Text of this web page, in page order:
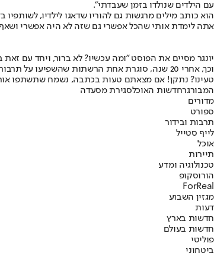
עם הילדים שנולדו בזמן שעבדתי".
הוא כותב מילים מרגשות גם להוריו שדאגו לילדיו,
אתה לימדת אותי שהכל אפשרי גם שזה לא היה אפשרי
יונגר מסיים את הפוסט "ומה עכשיו? לא ברור, ויחד עם
וכך, אחרי 20 שנה, סוגרת אחת הרשתות שהשפיעו על תרבות המזון התל אביבית. עבור לא מעט תל אביבים, ההמבורגר של וולפנייטס לא היה סתם ארוחה - הוא היה חלק מהנוף העירוני.
טעינו? נתקן! אם מצאתם טעות בכתבה, נשמח שתשתפו
המבורגרחדשות האוכלסגירת מסעדה
מדורים
ספורט
תרבות ובידור
לייף סטייל
אוכל
תיירות
טכנולוגיה ומדע
הורוסקופ
ForReal
מגזין השבוע
דעות
חדשות בארץ
חדשות בעולם
פוליטי
ביטחוני